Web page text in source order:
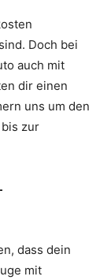
Doch bei
auch mit
dir einen
uns um den
zur
dass dein
mit